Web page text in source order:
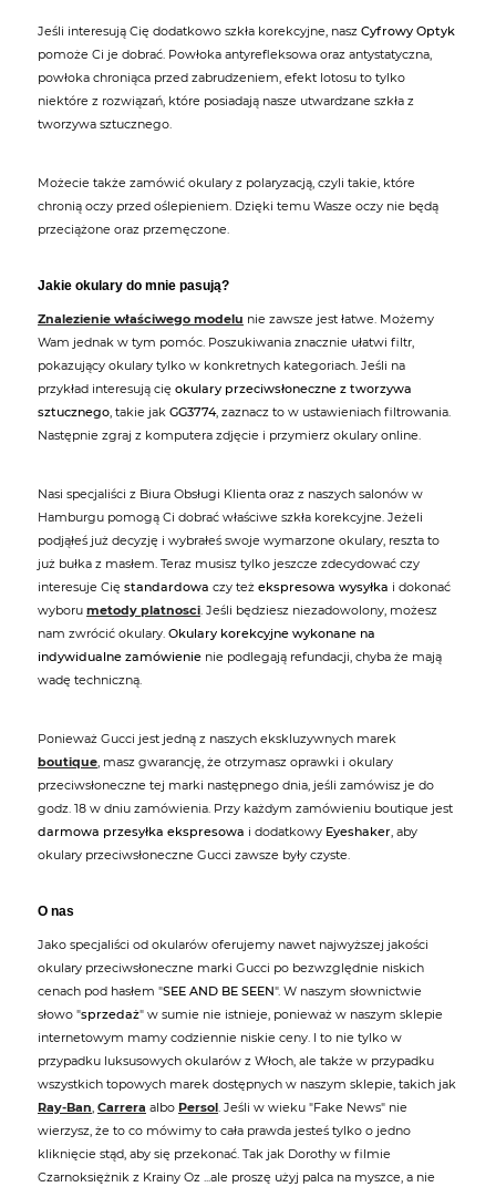
Jeśli interesują Cię dodatkowo szkła korekcyjne, nasz Cyfrowy Optyk
pomoże Ci je dobrać. Powłoka antyrefleksowa oraz antystatyczna,
powłoka chroniąca przed zabrudzeniem, efekt lotosu to tylko
niektóre z rozwiązań, które posiadają nasze utwardzane szkła z
tworzywa sztucznego.
Możecie także zamówić okulary z polaryzacją, czyli takie, które
chronią oczy przed oślepieniem. Dzięki temu Wasze oczy nie będą
przeciążone oraz przemęczone.
Jakie okulary do mnie pasują?
Znalezienie właściwego modelu nie zawsze jest łatwe. Możemy
Wam jednak w tym pomóc. Poszukiwania znacznie ułatwi filtr,
pokazujący okulary tylko w konkretnych kategoriach. Jeśli na
przykład interesują cię okulary przeciwsłoneczne z tworzywa
sztucznego, takie jak GG3774, zaznacz to w ustawieniach filtrowania.
Następnie zgraj z komputera zdjęcie i przymierz okulary online.
Nasi specjaliści z Biura Obsługi Klienta oraz z naszych salonów w
Hamburgu pomogą Ci dobrać właściwe szkła korekcyjne. Jeżeli
podjąłeś już decyzję i wybrałeś swoje wymarzone okulary, reszta to
już bułka z masłem. Teraz musisz tylko jeszcze zdecydować czy
interesuje Cię standardowa czy też ekspresowa wysyłka i dokonać
wyboru metody platnosci. Jeśli będziesz niezadowolony, możesz
nam zwrócić okulary. Okulary korekcyjne wykonane na
indywidualne zamówienie nie podlegają refundacji, chyba że mają
wadę techniczną.
Ponieważ Gucci jest jedną z naszych ekskluzywnych marek
boutique, masz gwarancję, że otrzymasz oprawki i okulary
przeciwsłoneczne tej marki następnego dnia, jeśli zamówisz je do
godz. 18 w dniu zamówienia. Przy każdym zamówieniu boutique jest
darmowa przesyłka ekspresowa i dodatkowy Eyeshaker, aby
okulary przeciwsłoneczne Gucci zawsze były czyste.
O nas
Jako specjaliści od okularów oferujemy nawet najwyższej jakości
okulary przeciwsłoneczne marki Gucci po bezwzględnie niskich
cenach pod hasłem "SEE AND BE SEEN". W naszym słownictwie
słowo "sprzedaż" w sumie nie istnieje, ponieważ w naszym sklepie
internetowym mamy codziennie niskie ceny. I to nie tylko w
przypadku luksusowych okularów z Włoch, ale także w przypadku
wszystkich topowych marek dostępnych w naszym sklepie, takich jak
Ray-Ban, Carrera albo Persol. Jeśli w wieku "Fake News" nie
wierzysz, że to co mówimy to cała prawda jesteś tylko o jedno
kliknięcie stąd, aby się przekonać. Tak jak Dorothy w filmie
Czarnoksiężnik z Krainy Oz ...ale proszę użyj palca na myszce, a nie